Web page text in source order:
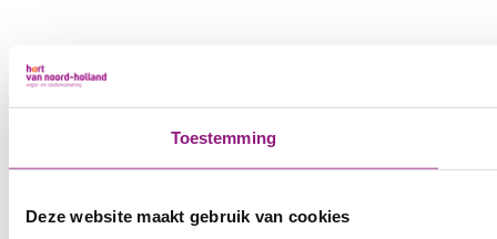
Toestemming
Deze website maakt gebruik van cookies